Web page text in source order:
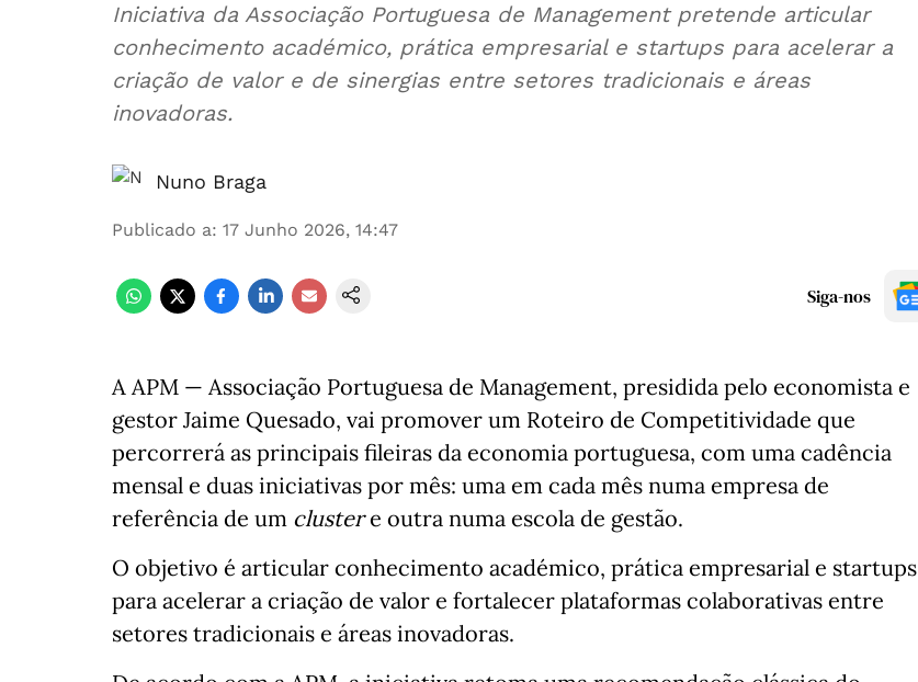
Iniciativa da Associação Portuguesa de Management pretende articular
conhecimento académico, prática empresarial e startups para acelerar a
criação de valor e de sinergias entre setores tradicionais e áreas
inovadoras.
Nuno Braga
Publicado a: 17 Junho 2026, 14:47
Siga-nos
A APM — Associação Portuguesa de Management, presidida pelo economista e
gestor Jaime Quesado, vai promover um Roteiro de Competitividade que
percorrerá as principais fileiras da economia portuguesa, com uma cadência
mensal e duas iniciativas por mês: uma em cada mês numa empresa de
referência de um clustere outra numa escola de gestão.
O objetivo é articular conhecimento académico, prática empresarial e startups
para acelerar a criação de valor e fortalecer plataformas colaborativas entre
setores tradicionais e áreas inovadoras.